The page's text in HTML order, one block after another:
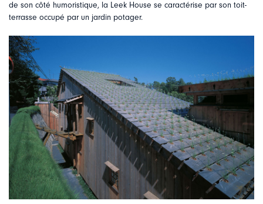
de son côté humoristique, la Leek House se caractérise par son toit-
terrasse occupé par un jardin potager.